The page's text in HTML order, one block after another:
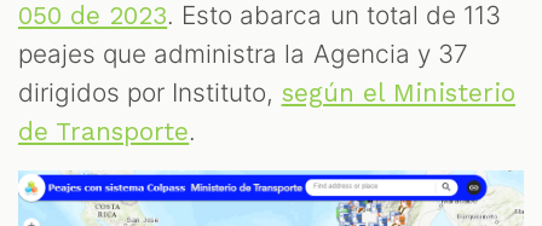
050 de 2023. Esto abarca un total de 113
peajes que administra la Agencia y 37
dirigidos por Instituto, según el Ministerio
de Transporte.